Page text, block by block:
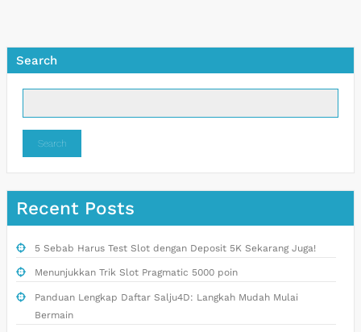
Search
Search
Recent Posts
5 Sebab Harus Test Slot dengan Deposit 5K Sekarang Juga!
Menunjukkan Trik Slot Pragmatic 5000 poin
Panduan Lengkap Daftar Salju4D: Langkah Mudah Mulai
Bermain